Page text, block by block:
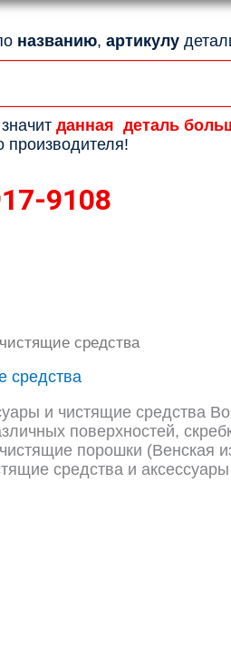
названию, артикулу
данная деталь
производителя!
9108
средства
средства
и чистящие средства
поверхностей,
порошки (Венская
средства и